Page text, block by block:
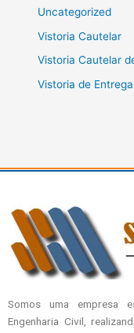
Uncategorized
Vistoria Cautelar
Vistoria Cautelar
Vistoria de
Somos uma empresa
Engenharia Civil,